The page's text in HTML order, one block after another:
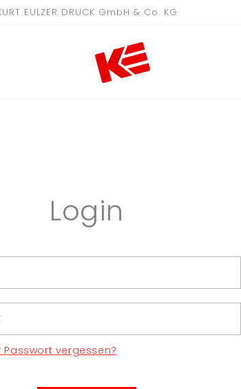
EULZER DRUCK GmbH & Co. KG
Login
Passwort vergessen?